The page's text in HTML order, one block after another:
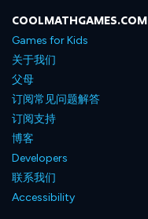
COOLMATHGAMES.COM
Games for Kids
关于我们
父母
订阅常见问题解答
订阅支持
博客
Developers
联系我们
Accessibility